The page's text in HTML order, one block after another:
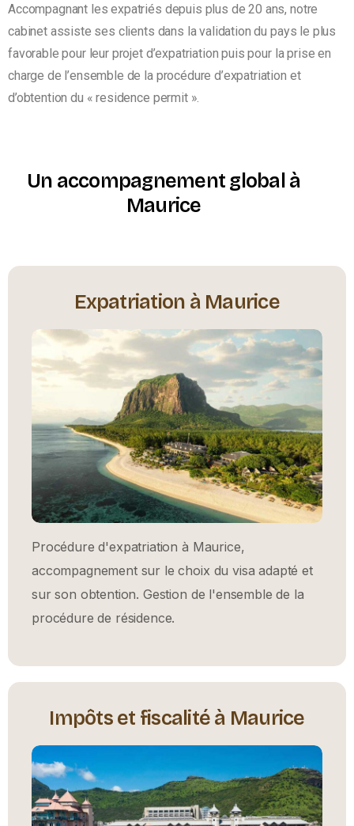
Accompagnant les expatriés depuis plus de 20 ans, notre
cabinet assiste ses clients dans la validation du pays le plus
favorable pour leur projet d’expatriation puis pour la prise en
charge de l’ensemble de la procédure d’expatriation et
d’obtention du « residence permit ».
Un accompagnement global à
Maurice
Expatriation à Maurice
Procédure d'expatriation à Maurice,
accompagnement sur le choix du visa adapté et
sur son obtention. Gestion de l'ensemble de la
procédure de résidence.
Impôts et fiscalité à Maurice